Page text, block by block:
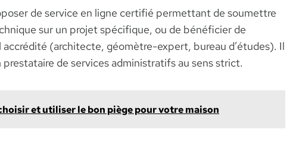
de service en ligne certifié permettant de soumettre
sur un projet spécifique, ou de bénéficier de
accrédité (architecte, géomètre-expert, bureau d’études). Il
prestataire de services administratifs au sens strict.
et utiliser le bon piège pour votre maison